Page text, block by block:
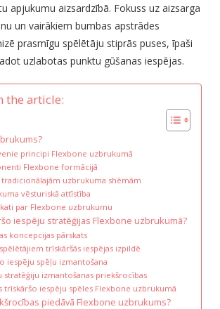
apjukumu aizsardzībā. Fokuss uz aizsarga
un vairākiem bumbas apstrādes
prasmīgu spēlētāju stiprās puses, īpaši
uzlabotas punktu gūšanas iespējas.
the article:
principi Flexbone uzbrukumā
Flexbone formācijā
tradicionālajām uzbrukuma shēmām
vēsturiskā attīstība
par Flexbone uzbrukumu
iespēju stratēģijas Flexbone uzbrukumā?
koncepcijas pārskats
trīskāršās iespējas izpildē
iespēju spēļu izmantošana
stratēģiju izmantošanas priekšrocības
trīskāršo iespēju spēles Flexbone uzbrukumā
piedāvā Flexbone uzbrukums?